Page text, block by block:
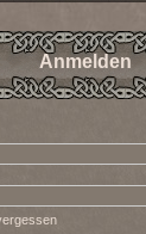
Anmelden